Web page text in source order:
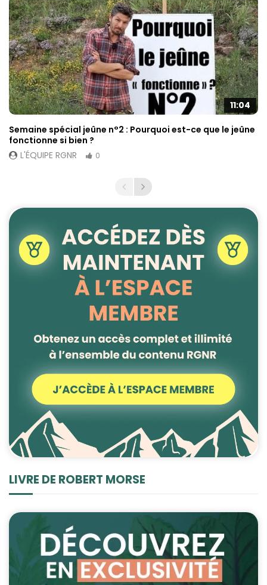
11:04
Semaine spécial jeûne n°2 : Pourquoi est-ce que le jeûne
fonctionne si bien ?
L'ÉQUIPE RGNR
0
LIVRE DE ROBERT MORSE